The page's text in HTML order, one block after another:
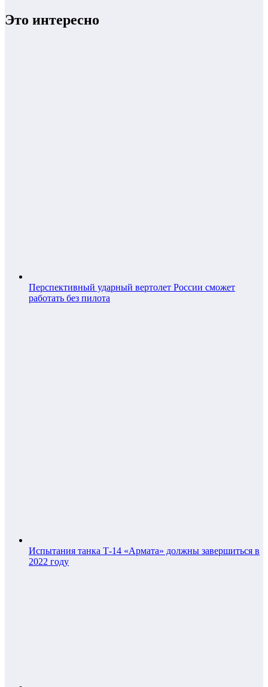
Это интересно
Перспективный ударный вертолет России сможет
работать без пилота
Испытания танка Т-14 «Армата» должны завершиться в
2022 году